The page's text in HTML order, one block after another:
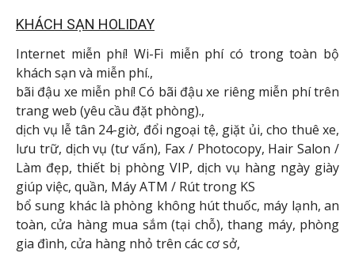
KHÁCH SẠN HOLIDAY
Internet miễn phí! Wi-Fi miễn phí có trong toàn bộ
khách sạn và miễn phí.,
bãi đậu xe miễn phí! Có bãi đậu xe riêng miễn phí trên
trang web (yêu cầu đặt phòng).,
dịch vụ lễ tân 24-giờ, đổi ngoại tệ, giặt ủi, cho thuê xe,
lưu trữ, dịch vụ (tư vấn), Fax / Photocopy, Hair Salon /
Làm đẹp, thiết bị phòng VIP, dịch vụ hàng ngày giày
giúp việc, quần, Máy ATM / Rút trong KS
bổ sung khác là phòng không hút thuốc, máy lạnh, an
toàn, cửa hàng mua sắm (tại chỗ), thang máy, phòng
gia đình, cửa hàng nhỏ trên các cơ sở,